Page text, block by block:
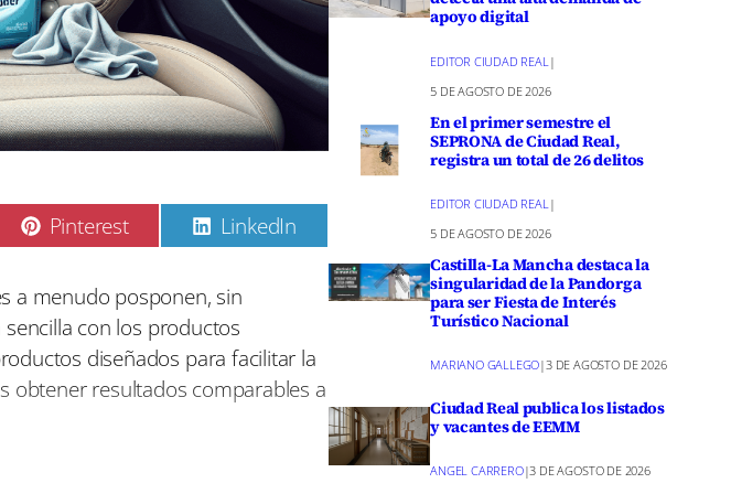
C
o
p
a
r
t
i
r
Pinterest C
o
p
a
r
t
i
r
LinkedIn
a menudo posponen, sin
con los productos
diseñados para facilitar la
obtener resultados comparables a
apoyo digital
EDITOR CIUDAD REAL |
5 DE AGOSTO DE 2026
En el primer semestre el
SEPRONA de Ciudad Real,
registra un total de 26 delitos
EDITOR CIUDAD REAL |
5 DE AGOSTO DE 2026
Castilla-La Mancha destaca la
singularidad de la Pandorga
para ser Fiesta de Interés
Turístico Nacional
MARIANO GALLEGO|3 DE AGOSTO DE 2026
Ciudad Real publica los listados
y vacantes de EEMM
ANGEL CARRERO|3 DE AGOSTO DE 2026